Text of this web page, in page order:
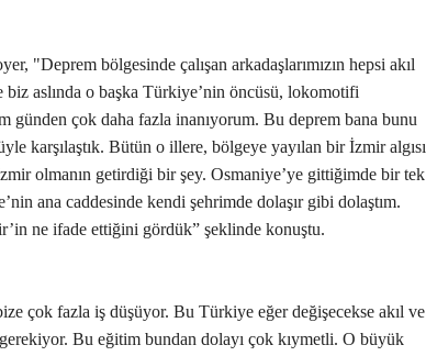
"Deprem bölgesinde çalışan arkadaşlarımızın hepsi akıl
aslında o başka Türkiye’nin öncüsü, lokomotifi
çok daha fazla inanıyorum. Bu deprem bana bunu
karşılaştık. Bütün o illere, bölgeye yayılan bir İzmir algısı
olmanın getirdiği bir şey. Osmaniye’ye gittiğimde bir tek
ana caddesinde kendi şehrimde dolaşır gibi dolaştım.
ne ifade ettiğini gördük” şeklinde konuştu.
çok fazla iş düşüyor. Bu Türkiye eğer değişecekse akıl ve
Bu eğitim bundan dolayı çok kıymetli. O büyük